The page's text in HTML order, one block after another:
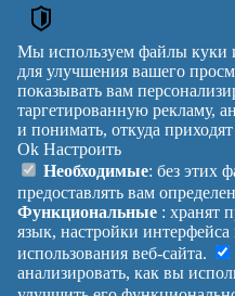
Почтовые индексы Украины.
Каховський
р-н,
Херсонська
обл.
70, 71, 72, 73, 74,
Вулиця №
reklama
Правила
Помощь
Платные
услуги
О
Мы используем файлы куки
для улучшения вашего
показывать вам
таргетированную рекламу,
и понимать, откуда
Ok Настроить
Необходимые: без этих
предоставлять вам
Функциональные : хранят
язык, настройки
использования веб-сайта.
анализировать, как вы